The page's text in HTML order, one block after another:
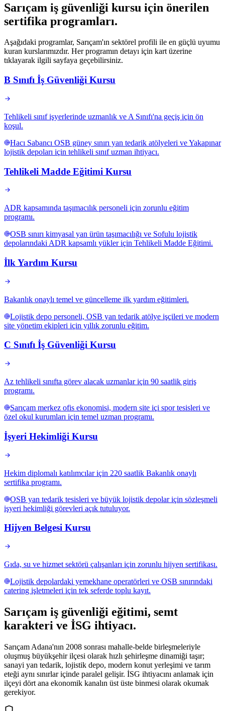
Sarıçam iş güvenliği kursu için önerilen
sertifika programları.
Aşağıdaki programlar, Sarıçam'ın sektörel profili ile en güçlü uyumu
kuran kurslarımızdır. Her programın detayı için kart üzerine
tıklayarak ilgili sayfaya geçebilirsiniz.
B Sınıfı İş Güvenliği Kursu
Tehlikeli sınıf işyerlerinde uzmanlık ve A Sınıfı'na geçiş için ön
koşul.
Hacı Sabancı OSB güney sınırı yan tedarik atölyeleri ve Yakapınar
lojistik depoları için tehlikeli sınıf uzman ihtiyacı.
Tehlikeli Madde Eğitimi Kursu
ADR kapsamında taşımacılık personeli için zorunlu eğitim
programı.
OSB sınırı kimyasal yan ürün taşımacılığı ve Sofulu lojistik
depolarındaki ADR kapsamlı yükler için Tehlikeli Madde Eğitimi.
İlk Yardım Kursu
Bakanlık onaylı temel ve güncelleme ilk yardım eğitimleri.
Lojistik depo personeli, OSB yan tedarik atölye işçileri ve modern
site yönetim ekipleri için yıllık zorunlu eğitim.
C Sınıfı İş Güvenliği Kursu
Az tehlikeli sınıfta görev alacak uzmanlar için 90 saatlik giriş
programı.
Sarıçam merkez ofis ekonomisi, modern site içi spor tesisleri ve
özel okul kurumları için temel uzman programı.
İşyeri Hekimliği Kursu
Hekim diplomalı katılımcılar için 220 saatlik Bakanlık onaylı
sertifika programı.
OSB yan tedarik tesisleri ve büyük lojistik depolar için sözleşmeli
işyeri hekimliği görevleri açık tutuluyor.
Hijyen Belgesi Kursu
Gıda, su ve hizmet sektörü çalışanları için zorunlu hijyen sertifikası.
Lojistik depolardaki yemekhane operatörleri ve OSB sınırındaki
catering işletmeleri için tek seferde toplu kayıt.
Sarıçam iş güvenliği eğitimi, semt
karakteri ve İSG ihtiyacı.
Sarıçam Adana'nın 2008 sonrası mahalle-belde birleşmeleriyle
oluşmuş büyükşehir ilçesi olarak hızlı şehirleşme dinamiği taşır;
sanayi yan tedarik, lojistik depo, modern konut yerleşimi ve tarım
eteği aynı sınırlar içinde paralel gelişir. İSG ihtiyacını anlamak için
ilçeyi dört ana ekonomik kanalın üst üste binmesi olarak okumak
gerekiyor.